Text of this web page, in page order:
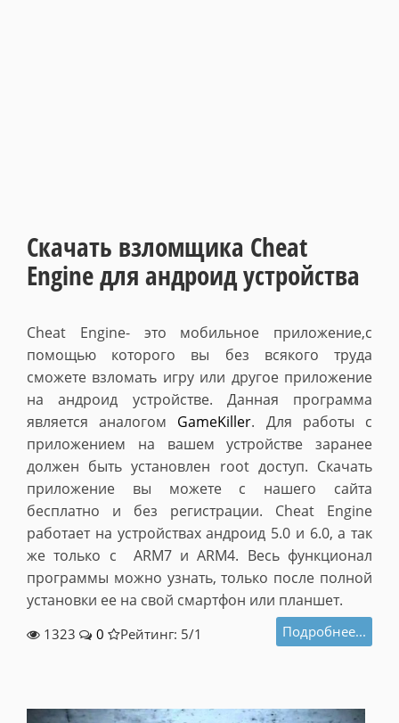
Скачать взломщика Cheat
Engine для андроид устройства
Cheat Engine- это мобильное приложение,с
помощью которого вы без всякого труда
сможете взломать игру или другое приложение
на андроид устройстве. Данная программа
является аналогом GameKiller. Для работы с
приложением на вашем устройстве заранее
должен быть установлен root доступ. Скачать
приложение вы можете с нашего сайта
бесплатно и без регистрации. Cheat Engine
работает на устройствах андроид 5.0 и 6.0, а так
же только с ARM7 и ARM4. Весь функционал
программы можно узнать, только после полной
установки ее на свой смартфон или планшет.
1323 0 Рейтинг: 5/1 Подробнее...